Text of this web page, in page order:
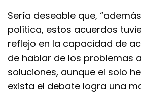
Sería deseable que,
política, estos acuerdos
reflejo en la capacidad de
de hablar de los problemas
soluciones, aunque el solo
exista el debate logra una